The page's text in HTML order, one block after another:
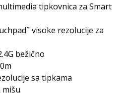
tipkovnica za Smart
visoke rezolucije za
bežično
sa tipkama
mišu